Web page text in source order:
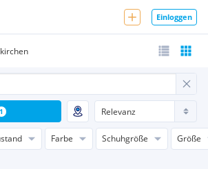
Einloggen
Farbe Schuhgröße
Größe
1